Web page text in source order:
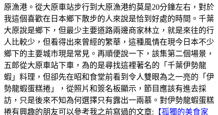
原漁港。從大原車站步行到大原漁港約莫是20分鐘左右，對於
我這個喜歡在日本鄉下散步的人來說是恰到好處的時間。千葉
大原說是鄉下，但最少主要道路兩邊商家林立，就是來往的行
人比較少，但看得出來曾經的繁華，這種風情在現今日本不少
鄉下的主要城市現是常見。再順便說一下，該集第二個場景，
五郎從大原車站下車，為的是尋找這裡著名的「千葉伊勢龍
蝦」料理，但卻先在昭和食堂前看到令人雙眼為之一亮的「伊
勢龍蝦蛋糕捲」，從照片和簽名板顯示，節目應該有進去採
訪，只是後來不知為何選擇只有露出一兩慕。對伊勢龍蝦蛋糕
捲有興趣的朋友可以參考我之前寫過的文章: 【孤獨的美食家